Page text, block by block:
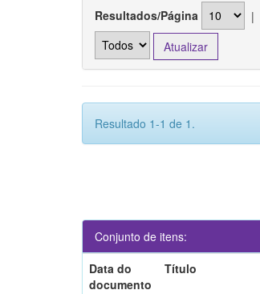
Resultados/Página |
Resultado 1-1 de 1.
Conjunto de itens:
Data do
documento
Título